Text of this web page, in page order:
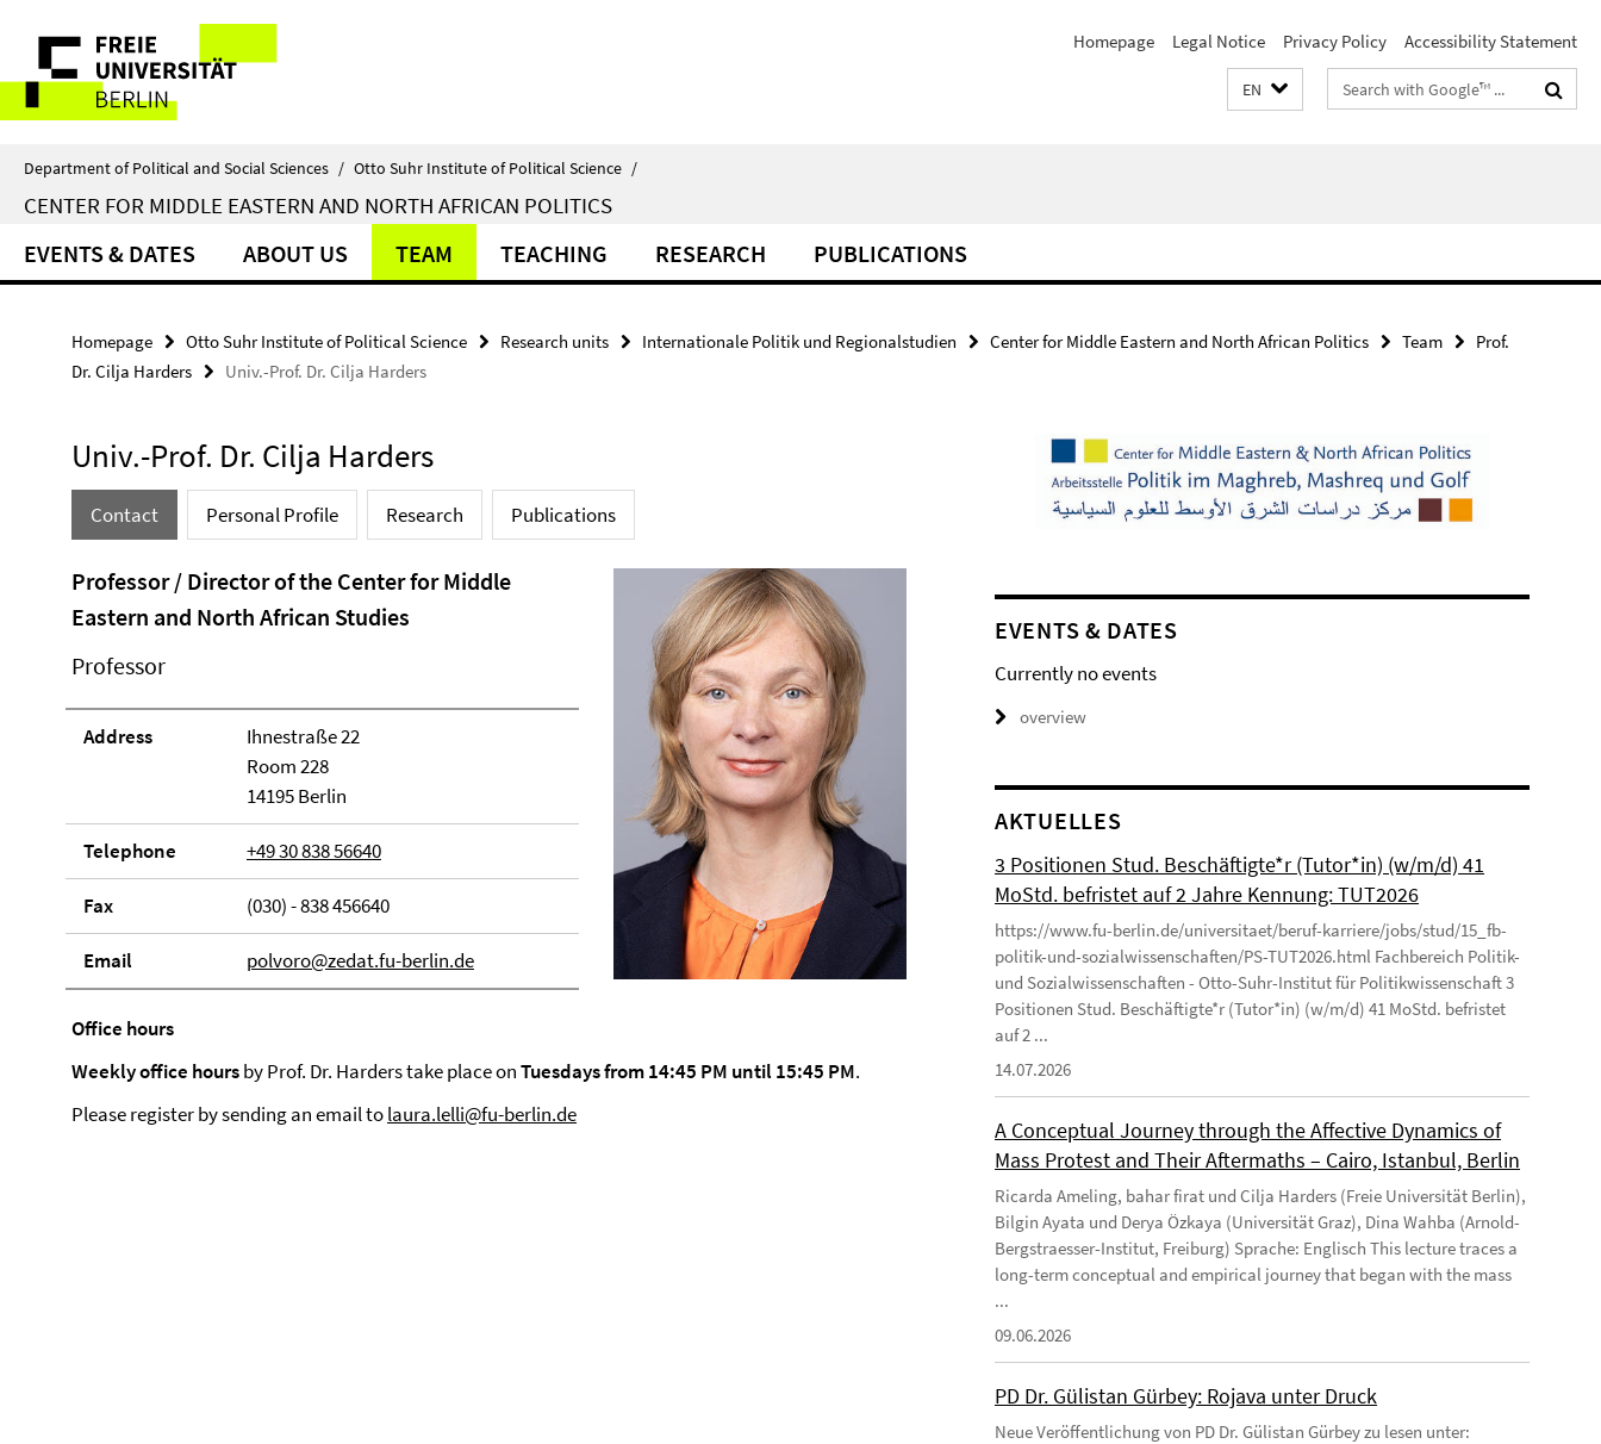
direkt
Inhalt
Service
Navigation
Homepage Legal Notice Privacy Policy Accessibility Statement
EN
Search
terms
Department of Political and Social Sciences / Otto Suhr Institute of Political Science /
CENTER FOR MIDDLE EASTERN AND NORTH AFRICAN POLITICS
EVENTS & DATES ABOUT US TEAM TEACHING RESEARCH PUBLICATIONS
Homepage Otto Suhr Institute of Political Science Research units Internationale Politik und Regionalstudien Center for Middle Eastern and North African Politics Team
Prof.
Dr. Cilja Harders
Univ.-Prof. Dr. Cilja Harders
Univ.-Prof. Dr. Cilja Harders
Contact Personal Profile Research Publications
Professor / Director of the Center for Middle
Eastern and North African Studies
Professor
Address
Ihnestraße 22
Room 228
14195 Berlin
Telephone +49 30 838 56640
Fax (030) - 838 456640
Email polvoro@zedat.fu-berlin.de
Office hours
Weekly office hoursby Prof. Dr. Harders take place onTuesdays from 14:45 PM until 15:45 PM.
Please register by sending an email tolaura.lelli@fu-berlin.de
EVENTS & DATES
Currently no events
overview
AKTUELLES
3 Positionen Stud. Beschäftigte*r (Tutor*in) (w/m/d) 41
MoStd. befristet auf 2 Jahre Kennung: TUT2026
https://www.fu-berlin.de/universitaet/beruf-karriere/jobs/stud/15_fb-
politik-und-sozialwissenschaften/PS-TUT2026.html Fachbereich Politik-
und Sozialwissenschaften - Otto-Suhr-Institut für Politikwissenschaft 3
Positionen Stud. Beschäftigte*r (Tutor*in) (w/m/d) 41 MoStd. befristet
auf 2 ...
14.07.2026
A Conceptual Journey through the Affective Dynamics of
Mass Protest and Their Aftermaths – Cairo, Istanbul, Berlin
Ricarda Ameling, bahar firat und Cilja Harders (Freie Universität Berlin),
Bilgin Ayata und Derya Özkaya (Universität Graz), Dina Wahba (Arnold-
Bergstraesser-Institut, Freiburg) Sprache: Englisch This lecture traces a
long-term conceptual and empirical journey that began with the mass
...
09.06.2026
PD Dr. Gülistan Gürbey: Rojava unter Druck
Neue Veröffentlichung von PD Dr. Gülistan Gürbey zu lesen unter: